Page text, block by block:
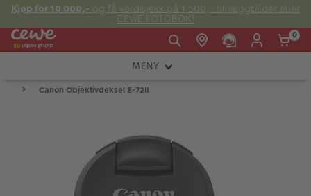
Kjøp for 10 000,- og få verdisjekk på 1 500,- til veggbilder eller
CEWE FOTOBOK!
Fre:
E-post:
kundeservice@japanphoto.no
0
MENY
KAMERA
LYS OG STUDIO
Canon Objektivdeksel E-72II